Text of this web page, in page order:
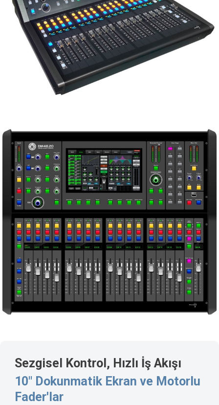
Sezgisel Kontrol, Hızlı İş Akışı
10" Dokunmatik Ekran ve Motorlu
Fader'lar